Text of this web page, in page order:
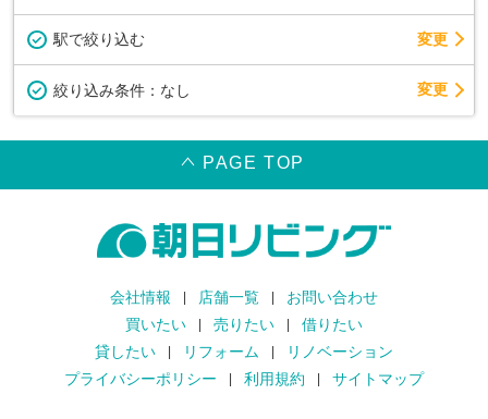
駅で絞り込む 変更
絞り込み条件： なし 変更
PAGE TOP
会社情報 店舗一覧
お問い合わせ
買いたい
売りたい
借りたい
貸したい
リフォーム
リノベーション
プライバシーポリシー
利用規約 サイトマップ